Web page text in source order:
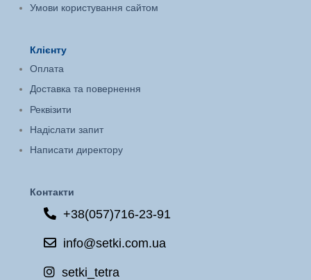
Умови користування сайтом
Клієнту
Оплата
Доставка та повернення
Реквізити
Надіслати запит
Написати директору
Контакти
+38(057)716-23-91
info@setki.com.ua
setki_tetra